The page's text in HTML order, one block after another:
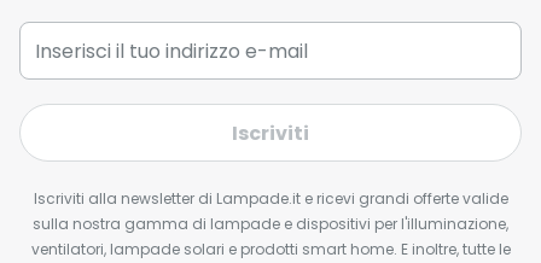
Iscriviti
Iscriviti alla newsletter di Lampade.it e ricevi grandi offerte valide
sulla nostra gamma di lampade e dispositivi per l'illuminazione,
ventilatori, lampade solari e prodotti smart home. E inoltre, tutte le